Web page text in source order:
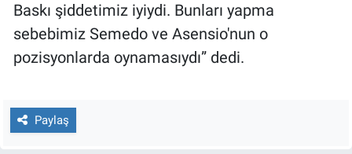
Baskı şiddetimiz iyiydi. Bunları yapma
sebebimiz Semedo ve Asensio'nun o
pozisyonlarda oynamasıydı” dedi.
Paylaş
Türkiye'nin Gündemi
Yerel Gündem
Canlı Yayın